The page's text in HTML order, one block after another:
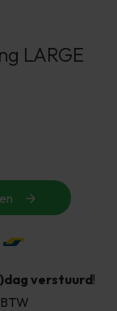
LARGE
verstuurd!